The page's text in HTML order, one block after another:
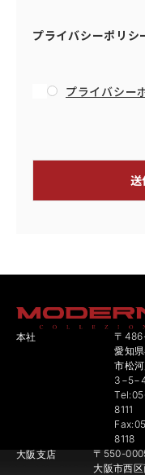
プライバシーポリシ
プライバシー
本社
〒
愛知
市松
8111
8118
大阪支店
〒550-
大阪市西